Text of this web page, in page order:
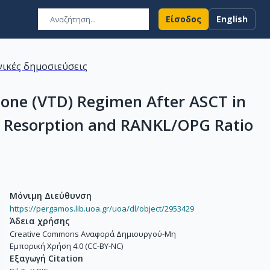
Είσοδος English
δημοσιεύσεις
(VTD) Regimen After ASCT in
and RANKL/OPG Ratio
Μόνιμη Διεύθυνση
https://pergamos.lib.uoa.gr/uoa/dl/object/2953429
Άδεια χρήσης
Creative Commons Αναφορά Δημιουργού-Μη
Εμπορική Χρήση 4.0 (CC-BY-NC)
Εξαγωγή Citation